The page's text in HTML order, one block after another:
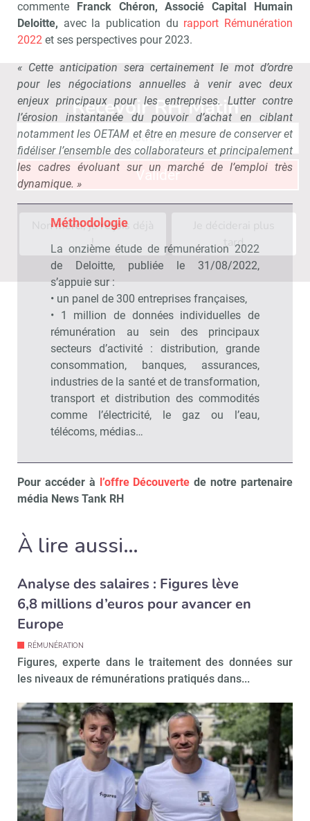
commente Franck Chéron, Associé Capital Humain
Deloitte, avec la publication du rapport Rémunération
2022 et ses perspectives pour 2023.
« Cette anticipation sera certainement le mot d’ordre
pour les négociations annuelles à venir avec deux
enjeux principaux pour les entreprises. Lutter contre
l’érosion instantanée du pouvoir d’achat en ciblant
notamment les OETAM et être en mesure de conserver et
fidéliser l’ensemble des collaborateurs et principalement
les cadres évoluant sur un marché de l’emploi très
dynamique. »
Méthodologie
La onzième étude de rémunération 2022
de Deloitte, publiée le 31/08/2022,
s’appuie sur :
• un panel de 300 entreprises françaises,
• 1 million de données individuelles de
rémunération au sein des principaux
secteurs d’activité : distribution, grande
consommation, banques, assurances,
industries de la santé et de transformation,
transport et distribution des commodités
comme l’électricité, le gaz ou l’eau,
télécoms, médias…
Pour accéder à l’offre Découverte de notre partenaire
média News Tank RH
À lire aussi…
Analyse des salaires : Figures lève
6,8 millions d’euros pour avancer en
Europe
RÉMUNÉRATION
Figures, experte dans le traitement des données sur
les niveaux de rémunérations pratiqués dans...
Recevoir RH MatinAbonnez-
Valider
Non merci, je reçois déjà
!
tard